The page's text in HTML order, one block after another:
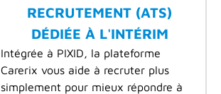
RECRUTEMENT (ATS)
DÉDIÉE À L'INTÉRIM
Intégrée à PIXID, la plateforme
Carerix vous aide à recruter plus
simplement pour mieux répondre à